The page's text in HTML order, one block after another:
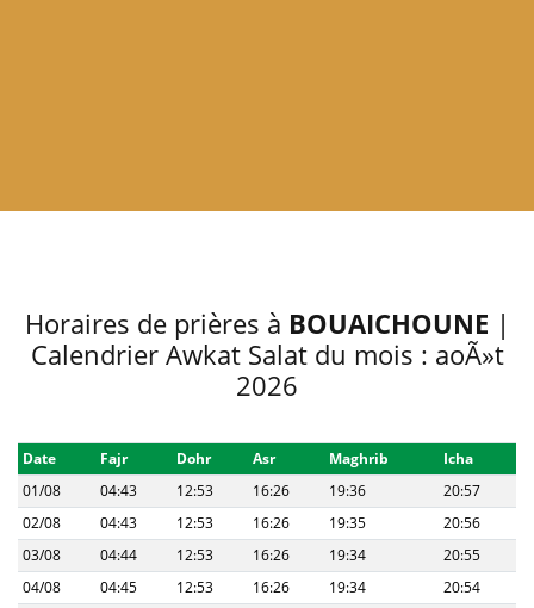
Horaires de prières à BOUAICHOUNE |
Calendrier Awkat Salat du mois : aoÃ»t
2026
Date Fajr Dohr Asr Maghrib
Icha
01/08
04:43 12:53 16:26 19:36
20:57
02/08
04:43 12:53 16:26 19:35
20:56
03/08
04:44 12:53 16:26 19:34
20:55
04/08
04:45 12:53 16:26 19:34
20:54